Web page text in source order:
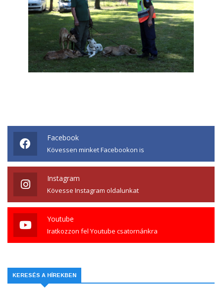
Facebook
Kövessen minket Facebookon is
Instagram
Kövesse Instagram oldalunkat
Youtube
Iratkozzon fel Youtube csatornánkra
KERESÉS A HÍREKBEN